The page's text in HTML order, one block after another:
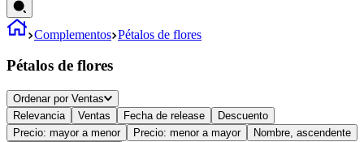
Complementos Pétalos de flores
Pétalos de flores
Ordenar por Ventas
Relevancia
Ventas Fecha de release
Descuento
Precio: mayor a menor
Precio: menor a mayor
Nombre, ascendente